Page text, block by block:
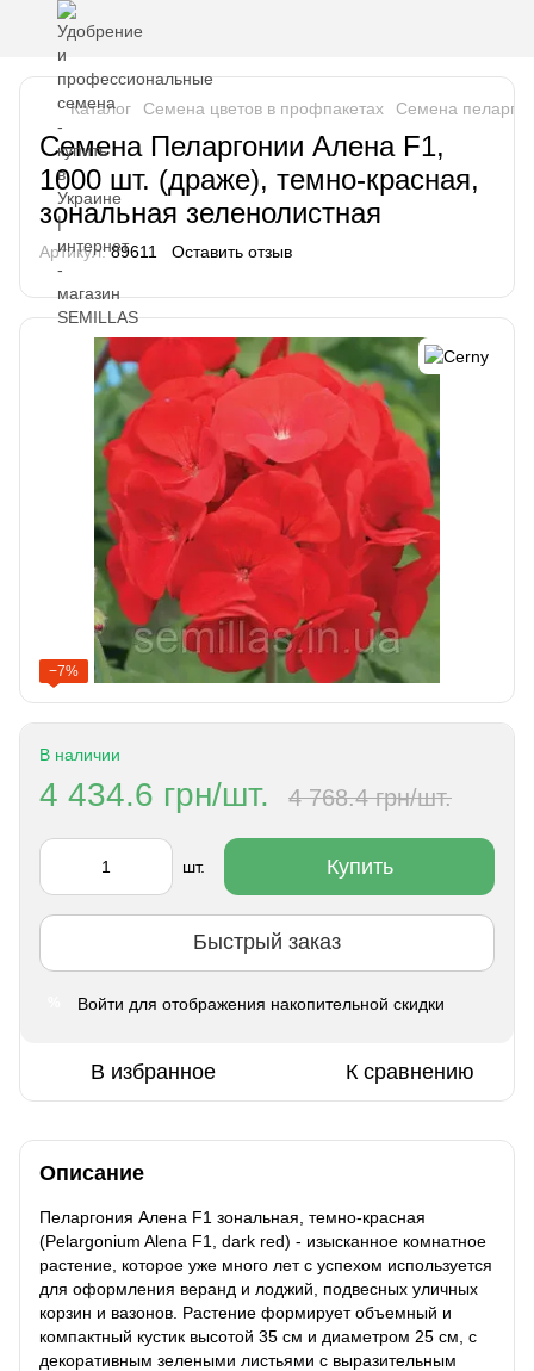
Каталог Семена цветов в профпакетах Семена
Семена Пеларгонии Алена F1,
1000 шт. (драже), темно-красная,
зональная зеленолистная
Артикул:89611 Оставить отзыв
−7%
В наличии
4 434.6 грн/шт. 4 768.4 грн/шт.
шт. Купить
Быстрый заказ
Войти для отображения накопительной скидки
В избранное К сравнению
Описание
Пеларгония Алена F1 зональная, темно-красная
(Pelargonium Alena F1, dark red) - изысканное комнатное
растение, которое уже много лет с успехом используется
для оформления веранд и лоджий, подвесных уличных
корзин и вазонов. Растение формирует объемный и
компактный кустик высотой 35 см и диаметром 25 см, с
декоративным зелеными листьями с выразительным